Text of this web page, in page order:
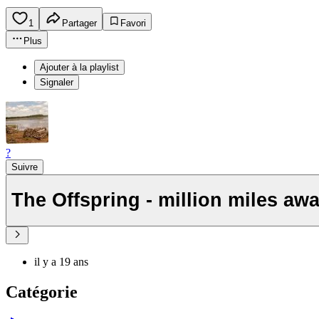
1 Partager
Favori
Plus
Ajouter à la playlist
Signaler
?
Suivre
The Offspring - million miles
il y a 19 ans
Catégorie